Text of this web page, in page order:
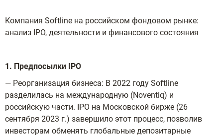
Компания Softline на российском фондовом рынке:
анализ IPO, деятельности и финансового состояния
1. Предпосылки IPO
— Реорганизация бизнеса: В 2022 году Softline
разделилась на международную (Noventiq) и
российскую части. IPO на Московской бирже (26
сентября 2023 г.) завершило этот процесс, позволив
инвесторам обменять глобальные депозитарные